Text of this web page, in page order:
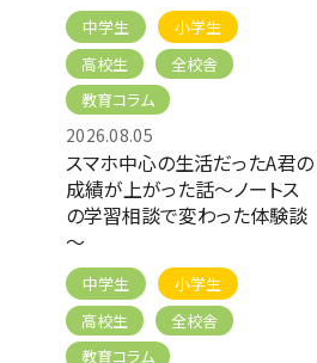
中学生
小学生
高校生
全校舎
教育コラム
2026.08.05
スマホ中心の生活だったA君の
成績が上がった話～ノートス
の学習相談で変わった体験談
～
中学生
小学生
高校生
全校舎
教育コラム